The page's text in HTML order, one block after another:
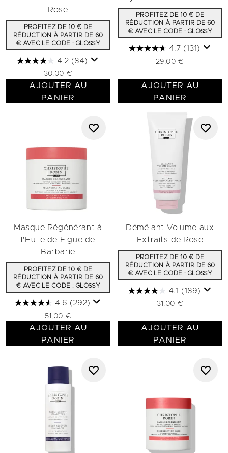
Rose
PROFITEZ DE 10 € DE
RÉDUCTION À PARTIR DE 60
€ AVEC LE CODE : GLOSSY
4.2 (84)
30,00 €
AJOUTER AU
PANIER
PROFITEZ DE 10 € DE
RÉDUCTION À PARTIR DE 60
€ AVEC LE CODE : GLOSSY
4.7 (131)
29,00 €
AJOUTER AU
PANIER
Masque Régénérant à
l'Huile de Figue de
Barbarie
PROFITEZ DE 10 € DE
RÉDUCTION À PARTIR DE 60
€ AVEC LE CODE : GLOSSY
4.6 (292)
51,00 €
AJOUTER AU
PANIER
Démêlant Volume aux
Extraits de Rose
PROFITEZ DE 10 € DE
RÉDUCTION À PARTIR DE 60
€ AVEC LE CODE : GLOSSY
4.1 (189)
31,00 €
AJOUTER AU
PANIER